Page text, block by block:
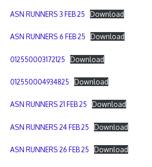
ASN RUNNERS 3 FEB 25 Download
ASN RUNNERS 6 FEB 25 Download
012550003172125 Download
012550004934825 Download
ASN RUNNERS 21 FEB 25 Download
ASN RUNNERS 24 FEB 25 Download
ASN RUNNERS 26 FEB 25 Download